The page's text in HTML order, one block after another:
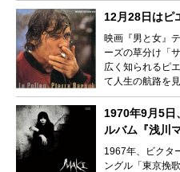
12月28日はピ
映画『男と女』
ーズの草分け「
広く知られるピ
て人生の航路を
1970年9月5日
ルバム『浅川
1967年、ビクタ
ングル「東京挽